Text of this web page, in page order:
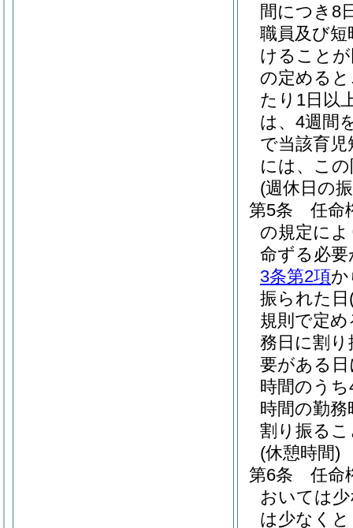
間につき8
職員及び
けること
の定める
たり1日以
は、4週間
で当該育
には、こ
(週休日の
第5条
任命
の規定に
命ずる必
3条第2項
振られた日
規則で定
務日に割
要がある
時間のう
時間の勤
割り振る
(休憩時間)
第6条
任命
おいては
は少なく